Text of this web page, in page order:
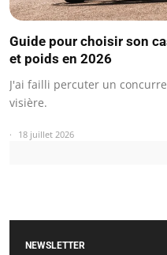
Guide pour choisir son
et poids en 2026
J'ai failli percuter un
visière.
18 juillet 2026
NEWSLETTER